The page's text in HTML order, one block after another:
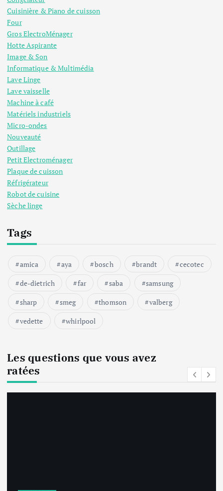
Cuisinière & Piano de cuisson
Four
Gros ElectroMénager
Hotte Aspirante
Image & Son
Informatique & Multimédia
Lave Linge
Lave vaisselle
Machine à café
Matériels industriels
Micro-ondes
Nouveauté
Outillage
Petit Electroménager
Plaque de cuisson
Réfrigérateur
Robot de cuisine
Sèche linge
Tags
amica aya bosch brandt
cecotec
de-dietrich
far saba
samsung
sharp
smeg thomson
valberg
vedette
whirlpool
Les questions que vous avez
ratées